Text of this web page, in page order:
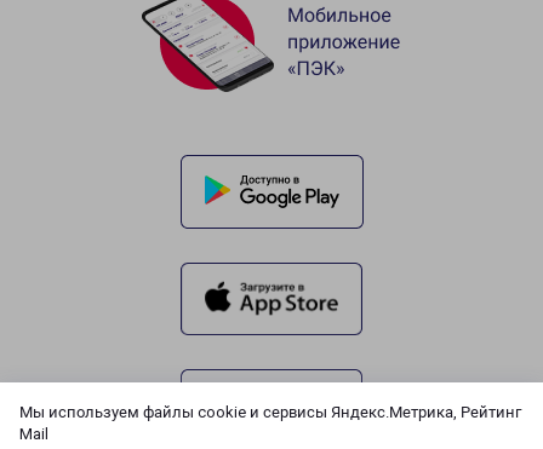
Мы используем файлы cookie и сервисы Яндекс.Метрика, Рейтинг
Mail